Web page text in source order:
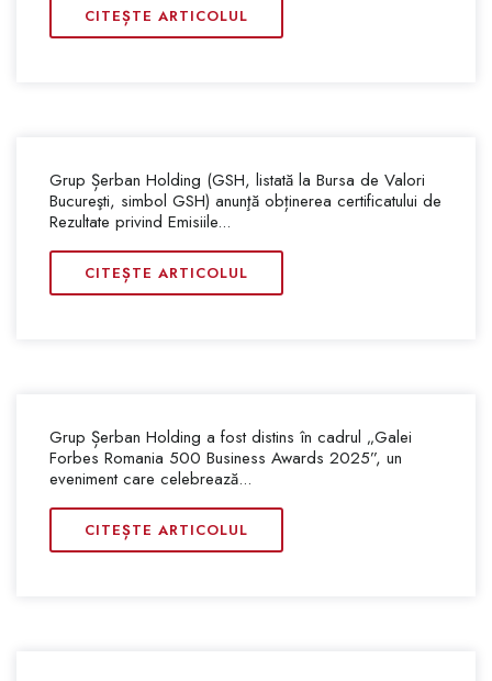
CITEȘTE ARTICOLUL
Grup Șerban Holding (GSH, listată la Bursa de Valori
Bucureşti, simbol GSH) anunţă obținerea certificatului de
Rezultate privind Emisiile...
CITEȘTE ARTICOLUL
Grup Șerban Holding a fost distins în cadrul „Galei
Forbes Romania 500 Business Awards 2025”, un
eveniment care celebrează...
CITEȘTE ARTICOLUL